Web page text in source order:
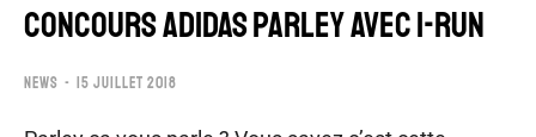
CONCOURS ADIDAS PARLEY AVEC I-RUN
NEWS 15 JUILLET 2018